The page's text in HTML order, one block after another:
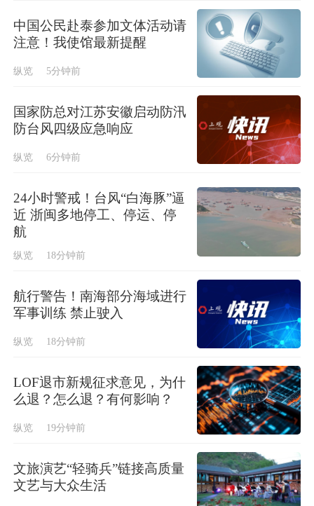
中国公民赴泰参加文体活动请
注意！我使馆最新提醒
纵览 5分钟前
国家防总对江苏安徽启动防汛
防台风四级应急响应
纵览 6分钟前
24小时警戒！台风“白海豚”逼
近 浙闽多地停工、停运、停
航
纵览 18分钟前
航行警告！南海部分海域进行
军事训练 禁止驶入
纵览 18分钟前
LOF退市新规征求意见，为什
么退？怎么退？有何影响？
纵览 19分钟前
文旅演艺“轻骑兵”链接高质量
文艺与大众生活